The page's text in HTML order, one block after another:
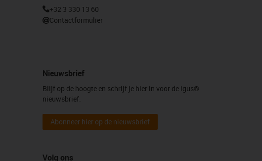
+32 3 330 13 60
Contactformulier
Nieuwsbrief
Blijf op de hoogte en schrijf je hier in voor de igus®
nieuwsbrief.
Abonneer hier op de nieuwsbrief
Volg ons